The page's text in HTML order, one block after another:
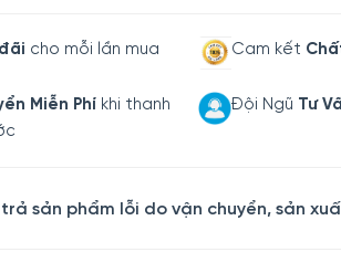
cho mỗi lần mua Cam kết
Miễn Phí khi thanh
Đội Ngũ Tư
sản phẩm lỗi do vận chuyển, sản